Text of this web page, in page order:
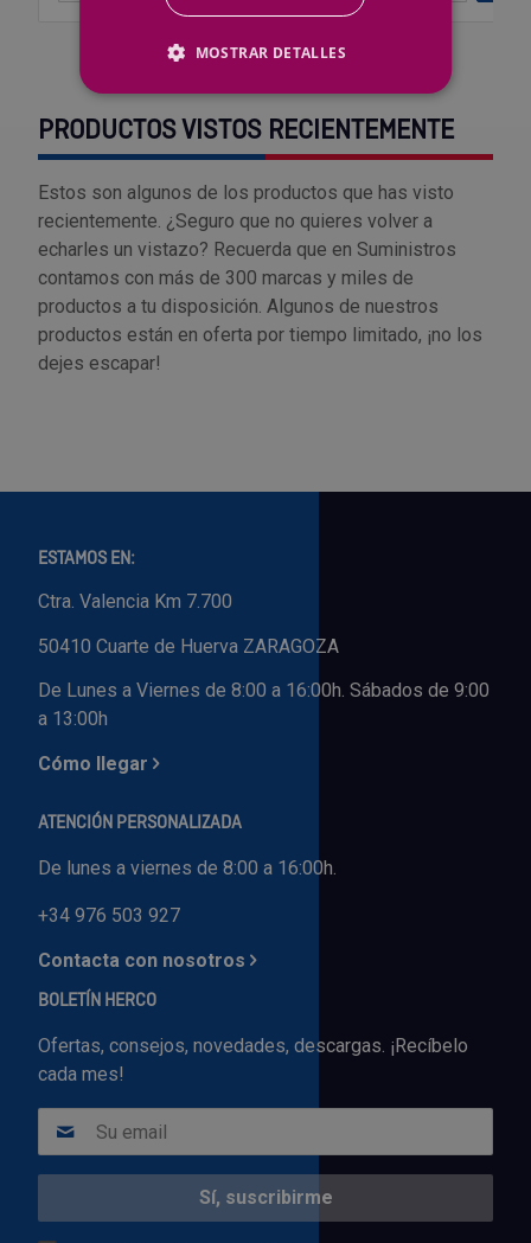
PRODUCTOS VISTOS RECIENTEMENTE
Estos son algunos de los productos que has visto
recientemente. ¿Seguro que no quieres volver a
echarles un vistazo? Recuerda que en Suministros
contamos con más de 300 marcas y miles de
productos a tu disposición. Algunos de nuestros
productos están en oferta por tiempo limitado, ¡no los
dejes escapar!
ESTAMOS EN:
Ctra. Valencia Km 7.700
50410 Cuarte de Huerva ZARAGOZA
De Lunes a Viernes de 8:00 a 16:00h. Sábados de 9:00
a 13:00h
Cómo llegar
ATENCIÓN PERSONALIZADA
De lunes a viernes de 8:00 a 16:00h.
+34 976 503 927
Contacta con nosotros
BOLETÍN HERCO
Ofertas, consejos, novedades, descargas. ¡Recíbelo
cada mes!
MOSTRAR DETALLES